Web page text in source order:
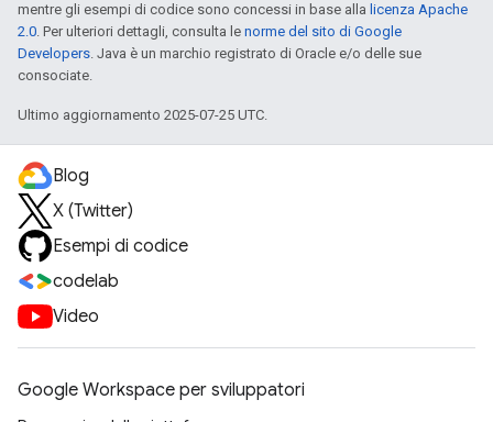
mentre gli esempi di codice sono concessi in base alla licenza Apache
2.0. Per ulteriori dettagli, consulta le norme del sito di Google
Developers. Java è un marchio registrato di Oracle e/o delle sue
consociate.
Ultimo aggiornamento 2025-07-25 UTC.
Blog
X (Twitter)
Esempi di codice
codelab
Video
Google Workspace per sviluppatori